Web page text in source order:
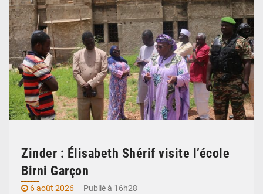
Zinder : Élisabeth Shérif visite l’école
Birni Garçon
6 août 2026
Publié à 16h28